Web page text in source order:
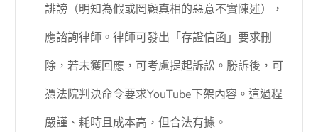
誹謗（明知為假或罔顧真相的惡意不實陳述），
應諮詢律師。律師可發出「存證信函」要求刪
除，若未獲回應，可考慮提起訴訟。勝訴後，可
憑法院判決命令要求YouTube下架內容。這過程
嚴謹、耗時且成本高，但合法有據。